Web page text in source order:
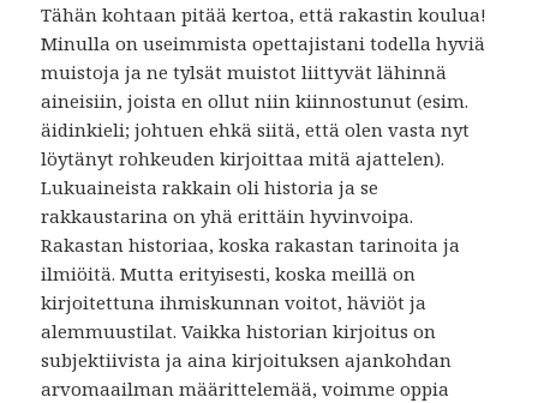
Tähän kohtaan pitää kertoa, että rakastin koulua!
Minulla on useimmista opettajistani todella hyviä
muistoja ja ne tylsät muistot liittyvät lähinnä
aineisiin, joista en ollut niin kiinnostunut (esim.
äidinkieli; johtuen ehkä siitä, että olen vasta nyt
löytänyt rohkeuden kirjoittaa mitä ajattelen).
Lukuaineista rakkain oli historia ja se
rakkaustarina on yhä erittäin hyvinvoipa.
Rakastan historiaa, koska rakastan tarinoita ja
ilmiöitä. Mutta erityisesti, koska meillä on
kirjoitettuna ihmiskunnan voitot, häviöt ja
alemmuustilat. Vaikka historian kirjoitus on
subjektiivista ja aina kirjoituksen ajankohdan
arvomaailman määrittelemää, voimme oppia